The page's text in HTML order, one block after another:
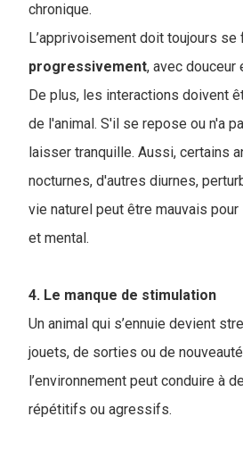
chronique.
L’apprivoisement doit toujours se
progressivement, avec douceur
De plus, les interactions doivent
de l'animal. S'il se repose ou n'a
laisser tranquille. Aussi, certains
nocturnes, d'autres diurnes,
vie naturel peut être mauvais
et mental.
4. Le manque de stimulation
Un animal qui s’ennuie devient
jouets, de sorties ou de
l’environnement peut conduire à
répétitifs ou agressifs.